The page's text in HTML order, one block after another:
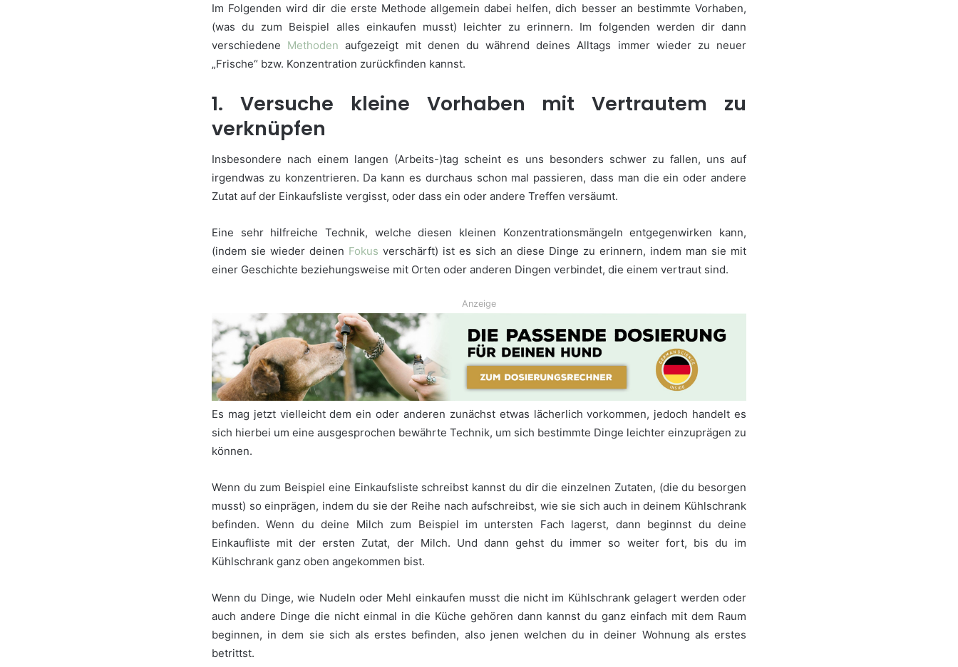
Im Folgenden wird dir die erste Methode allgemein dabei helfen, dich besser an bestimmte Vorhaben,
(was du zum Beispiel alles einkaufen musst) leichter zu erinnern. Im folgenden werden dir dann
verschiedene Methoden aufgezeigt mit denen du während deines Alltags immer wieder zu neuer
„Frische“ bzw. Konzentration zurückfinden kannst.
1. Versuche kleine Vorhaben mit Vertrautem zu
verknüpfen
Insbesondere nach einem langen (Arbeits-)tag scheint es uns besonders schwer zu fallen, uns auf
irgendwas zu konzentrieren. Da kann es durchaus schon mal passieren, dass man die ein oder andere
Zutat auf der Einkaufsliste vergisst, oder dass ein oder andere Treffen versäumt.
Eine sehr hilfreiche Technik, welche diesen kleinen Konzentrationsmängeln entgegenwirken kann,
(indem sie wieder deinen Fokus verschärft) ist es sich an diese Dinge zu erinnern, indem man sie mit
einer Geschichte beziehungsweise mit Orten oder anderen Dingen verbindet, die einem vertraut sind.
Anzeige
Es mag jetzt vielleicht dem ein oder anderen zunächst etwas lächerlich vorkommen, jedoch handelt es
sich hierbei um eine ausgesprochen bewährte Technik, um sich bestimmte Dinge leichter einzuprägen zu
können.
Wenn du zum Beispiel eine Einkaufsliste schreibst kannst du dir die einzelnen Zutaten, (die du besorgen
musst) so einprägen, indem du sie der Reihe nach aufschreibst, wie sie sich auch in deinem Kühlschrank
befinden. Wenn du deine Milch zum Beispiel im untersten Fach lagerst, dann beginnst du deine
Einkaufliste mit der ersten Zutat, der Milch. Und dann gehst du immer so weiter fort, bis du im
Kühlschrank ganz oben angekommen bist.
Wenn du Dinge, wie Nudeln oder Mehl einkaufen musst die nicht im Kühlschrank gelagert werden oder
auch andere Dinge die nicht einmal in die Küche gehören dann kannst du ganz einfach mit dem Raum
beginnen, in dem sie sich als erstes befinden, also jenen welchen du in deiner Wohnung als erstes
betrittst.